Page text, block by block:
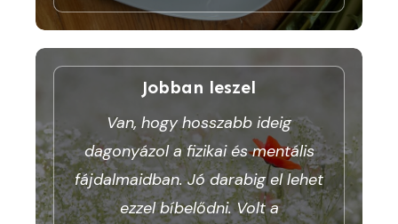
Jobban leszel
Van, hogy hosszabb ideig
dagonyázol a fizikai és mentális
fájdalmaidban. Jó darabig el lehet
ezzel bíbelődni. Volt a